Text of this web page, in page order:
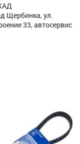
Щербинка, ул.
33, автосервис